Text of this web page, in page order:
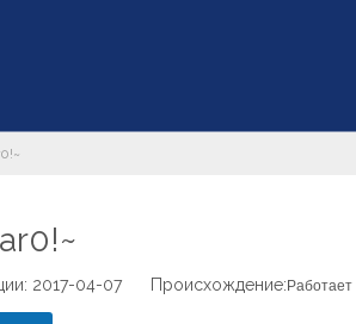
2017-04-07 Происхождение: Работает